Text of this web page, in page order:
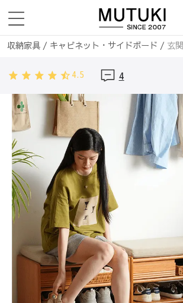
収納家具/ キャビネット・サイドボード / 玄
4.5
4